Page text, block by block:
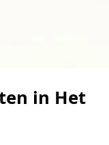
in Het